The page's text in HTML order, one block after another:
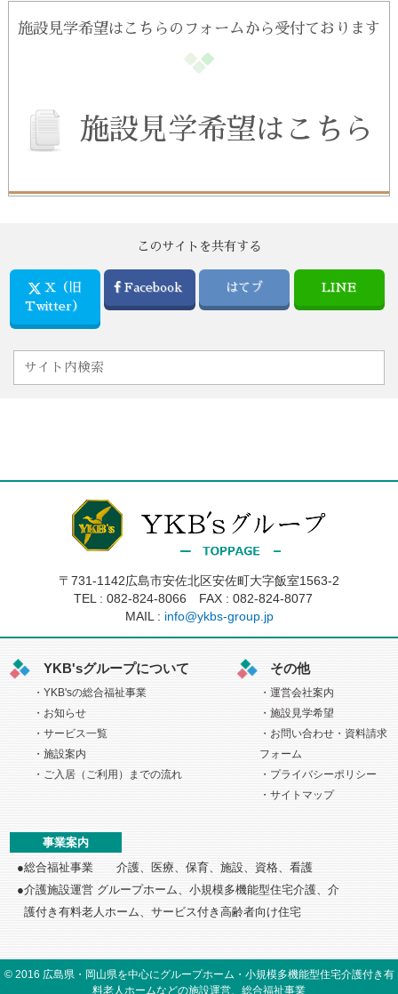
施設見学希望はこちらのフォームから受付ております
施設見学希望はこちら
このサイトを共有する
X（旧
Twitter）
Facebook はてブ LINE
〒731-1142広島市安佐北区安佐町大字飯室1563-2
TEL : 082-824-8066 FAX : 082-824-8077
MAIL : info@ykbs-group.jp
YKB'sグループについて
YKB'sの総合福祉事業
お知らせ
サービス一覧
施設案内
ご入居（ご利用）までの流れ
その他
運営会社案内
施設見学希望
お問い合わせ・資料請求
フォーム
プライバシーポリシー
サイトマップ
事業案内
総合福祉事業 介護、医療、保育、施設、資格、看護
介護施設運営 グループホーム、小規模多機能型住宅介護、介
護付き 有料老人ホーム、サービス付き高齢者向け住宅
© 2016 広島県・岡山県を中心にグループホーム・小規模多機能型住宅介護付き有
料老人ホームなどの施設運営、総合福祉事業